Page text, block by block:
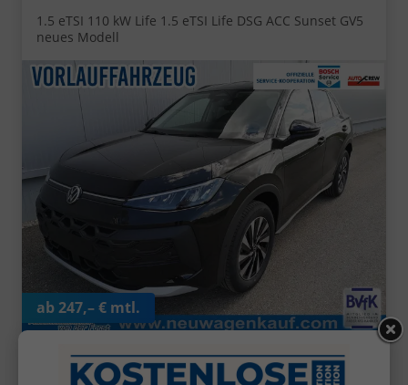
1.5 eTSI 110 kW Life 1.5 eTSI Life DSG ACC Sunset GV5
neues Modell
UVL:4 Wochen 31.840,– €
incl. 19% MwSt.
ab 247,– € mtl.